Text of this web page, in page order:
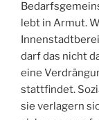
lebt in Armut.
darf das nicht
eine
stattfindet.
sie verlagern